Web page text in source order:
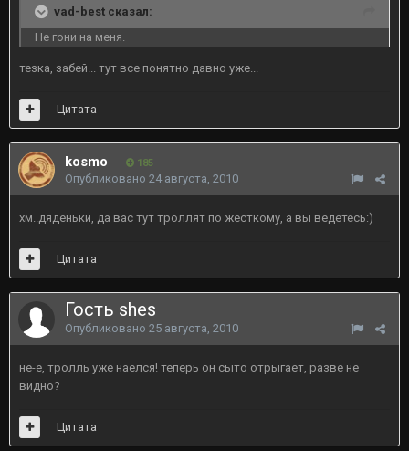
vad-best сказал:
Не гони на меня.
тезка, забей... тут все понятно давно уже...
Цитата
kosmo 185
Опубликовано 24 августа, 2010
хм..дяденьки, да вас тут троллят по жесткому, а вы ведетесь:)
Цитата
Гость shes
Опубликовано 25 августа, 2010
не-е, тролль уже наелся! теперь он сыто отрыгает, разве не
видно?
Цитата